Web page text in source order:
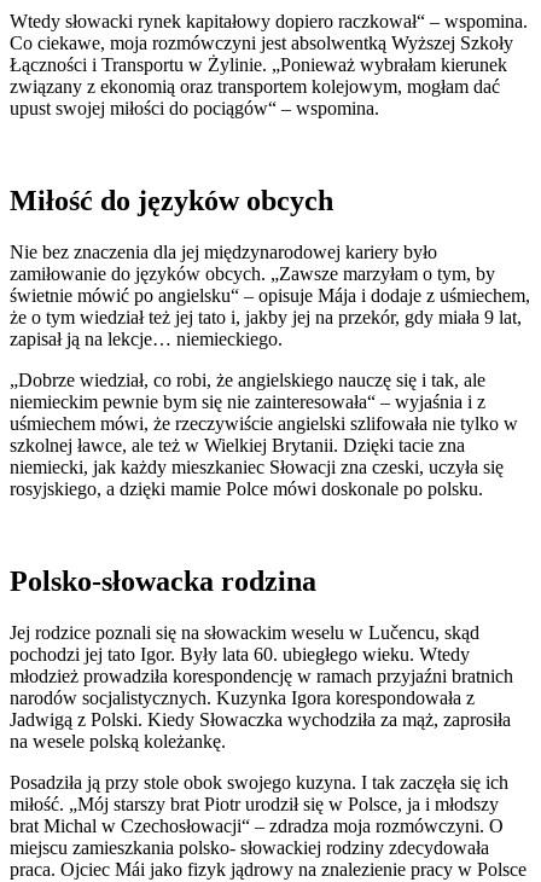
Wtedy słowacki rynek kapitałowy dopiero raczkował“ – wspomina.
Co ciekawe, moja rozmówczyni jest absolwentką Wyższej Szkoły
Łączności i Transportu w Żylinie. „Ponieważ wybrałam kierunek
związany z ekonomią oraz transportem kolejowym, mogłam dać
upust swojej miłości do pociągów“ – wspomina.
Miłość do języków obcych
Nie bez znaczenia dla jej międzynarodowej kariery było
zamiłowanie do języków obcych. „Zawsze marzyłam o tym, by
świetnie mówić po angielsku“ – opisuje Mája i dodaje z uśmiechem,
że o tym wiedział też jej tato i, jakby jej na przekór, gdy miała 9 lat,
zapisał ją na lekcje… niemieckiego.
„Dobrze wiedział, co robi, że angielskiego nauczę się i tak, ale
niemieckim pewnie bym się nie zainteresowała“ – wyjaśnia i z
uśmiechem mówi, że rzeczywiście angielski szlifowała nie tylko w
szkolnej ławce, ale też w Wielkiej Brytanii. Dzięki tacie zna
niemiecki, jak każdy mieszkaniec Słowacji zna czeski, uczyła się
rosyjskiego, a dzięki mamie Polce mówi doskonale po polsku.
Polsko-słowacka rodzina
Jej rodzice poznali się na słowackim weselu w Lučencu, skąd
pochodzi jej tato Igor. Były lata 60. ubiegłego wieku. Wtedy
młodzież prowadziła korespondencję w ramach przyjaźni bratnich
narodów socjalistycznych. Kuzynka Igora korespondowała z
Jadwigą z Polski. Kiedy Słowaczka wychodziła za mąż, zaprosiła
na wesele polską koleżankę.
Posadziła ją przy stole obok swojego kuzyna. I tak zaczęła się ich
miłość. „Mój starszy brat Piotr urodził się w Polsce, ja i młodszy
brat Michal w Czechosłowacji“ – zdradza moja rozmówczyni. O
miejscu zamieszkania polsko- słowackiej rodziny zdecydowała
praca. Ojciec Mái jako fizyk jądrowy na znalezienie pracy w Polsce